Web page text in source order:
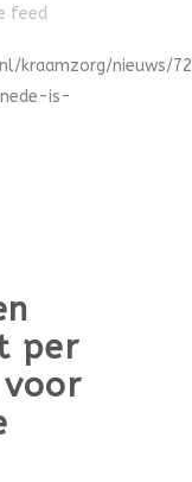
feed
kraamzorg/nieuws/
is-
per